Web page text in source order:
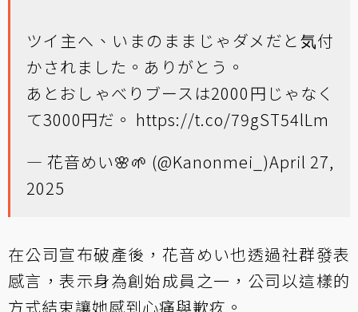
ツイ主へ、いまのままじゃダメだと気付
かされました。ありがとう。
あとおしゃべりブースは2000円じゃなく
て3000円だ。 https://t.co/79gST54lLm
— 花音めい🌸🌱 (@Kanonmei_)April 27,
2025
在公司宣布破產後，花音めい也透過社群發表
感言，表示身為創始成員之一，公司以這樣的
方式結束讓她感到心痛與歉疚。